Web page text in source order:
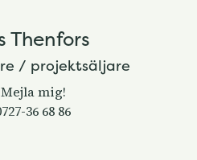
Thenfors
/ projektsäljare
Mejla mig!
36 68 86